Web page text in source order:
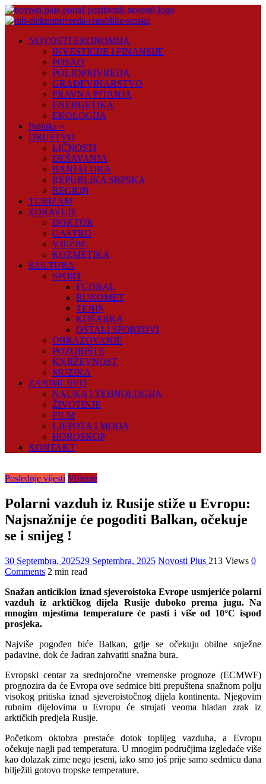
Skip
to
Plus
NOVOSTI EKONOMIJA
INVESTICIJE I FINANSIJE
POSAO
POLJOPRIVREDA
GRAĐEVINARSTVO
PRAVNA PITANJA
ENERGETIKA
EKOLOGIJA
Politika +
DRUŠTVO
LIČNOSTI
DEŠAVANJA
BANJALUKA
REPUBLIKA SRPSKA
REGION
TURIZAM
ZDRAVLJE
DOKTOR
GASTRO
VJEŽBE
KOZMETIKA
KULTURA
SPORT
FUDBAL
RUKOMET
TENIS
KOŠARKA
OSTALI SPORTOVI
OBRAZOVANJE
POZORIŠTE
KNJIŽEVNOST
MUZIKA
ZANIMLJIVO
NAUKA I TEHNOLOGIJA
ŽIVOTINJE
FILM
LJEPOTA I MODA
HOROSKOP
KONTAKT
Poslednje vijesti Vrijeme
Polarni vazduh iz Rusije stiže u Evropu:
Najsnažnije će pogoditi Balkan, očekuje
se i snijeg !
30 Septembra, 202529 Septembra, 2025 Novosti Plus 213 Views 0
Comments 2 min read
Snažan anticiklon iznad sjeveroistoka Evrope usmjeriće polarni
vazduh iz arktičkog dijela Rusije duboko prema jugu. Na
mnogim mjestima temperature će pasti i više od 10°C ispod
prosjeka.
Najviše pogođen biće Balkan, gd‌je se očekuju obilne snježne
padavine, dok će Jadran zahvatiti snažna bura.
Evropski centar za srednjoročne vremenske prognoze (ECMWF)
prognozira da će Evropa ove sedmice biti prepuštena snažnom polju
visokog pritiska iznad sjeveroistočnog dijela kontinenta. Njegovim
rubnim dijelovima u Evropu će strujati veoma hladan zrak iz
arktičkih pred‌jela Rusije.
Početkom oktobra prestaće dotok toplijeg vazduha, a Evropu
očekuje nagli pad temperatura. U mnogim područjima izgledaće više
kao dolazak zime nego jeseni, iako smo još prije samo sedmicu dana
bilježili gotovo tropske temperature.